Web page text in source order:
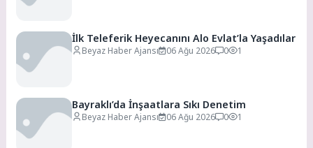
İlk Teleferik Heyecanını Alo Evlat’la Yaşadılar
Beyaz Haber Ajansı 06 Ağu 2026 0 1
Bayraklı’da İnşaatlara Sıkı Denetim
Beyaz Haber Ajansı 06 Ağu 2026 0 1